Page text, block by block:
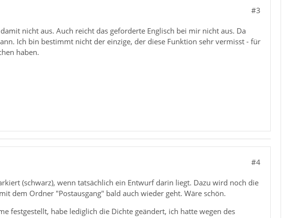
#3
nicht aus. Auch reicht das geforderte Englisch bei mir nicht aus. Da
Ich bin bestimmt nicht der einzige, der diese Funktion sehr vermisst - für
haben.
#4
(schwarz), wenn tatsächlich ein Entwurf darin liegt. Dazu wird noch die
dem Ordner "Postausgang" bald auch wieder geht. Wäre schön.
festgestellt, habe lediglich die Dichte geändert, ich hatte wegen des